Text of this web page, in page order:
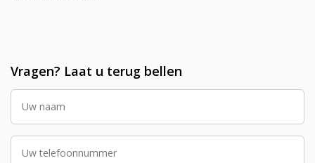
Vragen? Laat u terug bellen